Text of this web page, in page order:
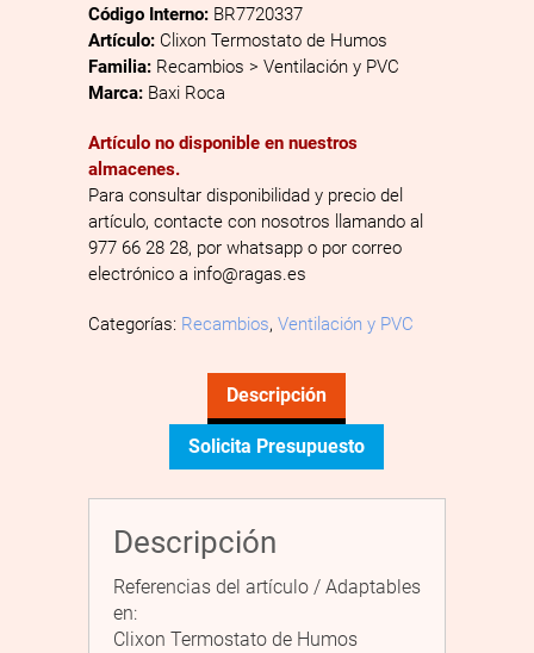
Código Interno: BR7720337
Artículo: Clixon Termostato de Humos
Familia: Recambios > Ventilación y PVC
Marca: Baxi Roca
Artículo no disponible en nuestros
almacenes.
Para consultar disponibilidad y precio del
artículo, contacte con nosotros llamando al
977 66 28 28, por whatsapp o por correo
electrónico a info@ragas.es
Categorías: Recambios, Ventilación y PVC
Descripción
Solicita Presupuesto
Descripción
Referencias del artículo / Adaptables
en:
Clixon Termostato de Humos